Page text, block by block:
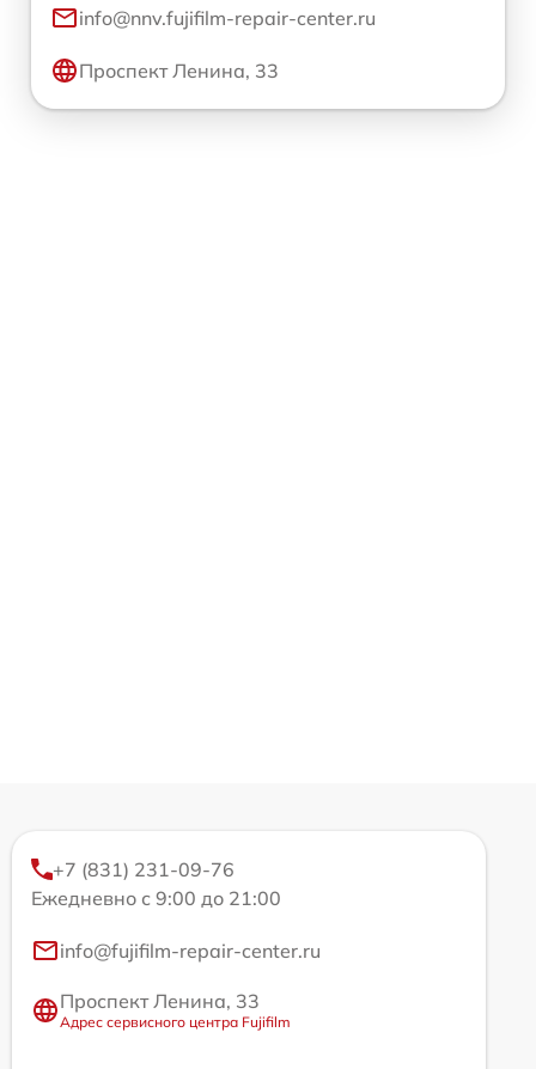
info@nnv.fujifilm-repair-center.ru
Проспект Ленина, 33
+7 (831) 231-09-76
Ежедневно с 9:00 до 21:00
info@fujifilm-repair-center.ru
Проспект Ленина, 33
Адрес сервисного центра Fujifilm